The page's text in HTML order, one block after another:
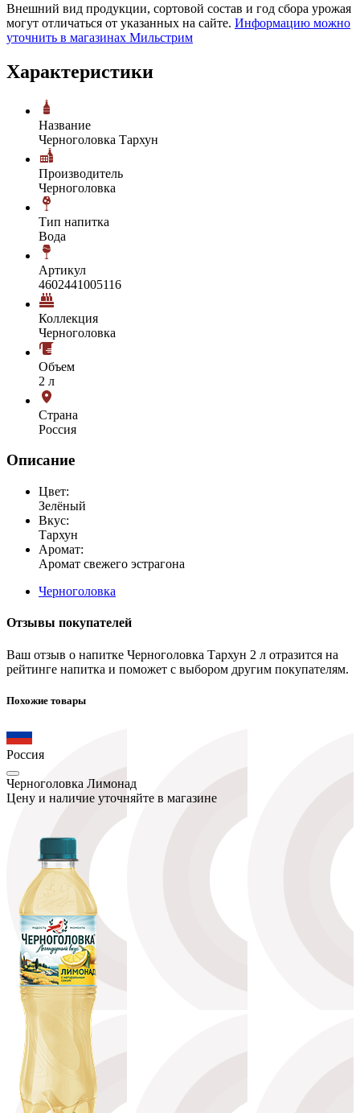
Внешний вид продукции, сортовой состав и год сбора урожая
могут отличаться от указанных на сайте. Информацию можно
уточнить в магазинах Мильстрим
Характеристики
Название
Черноголовка Тархун
Производитель
Черноголовка
Тип напитка
Вода
Артикул
4602441005116
Коллекция
Черноголовка
Объем
2 л
Страна
Россия
Описание
Цвет:
Зелёный
Вкус:
Тархун
Аромат:
Аромат свежего эстрагона
Черноголовка
Отзывы покупателей
Ваш отзыв о напитке Черноголовка Тархун 2 л отразится на
рейтинге напитка и поможет с выбором другим покупателям.
Похожие товары
Россия
Черноголовка Лимонад
Цену и наличие уточняйте в магазине